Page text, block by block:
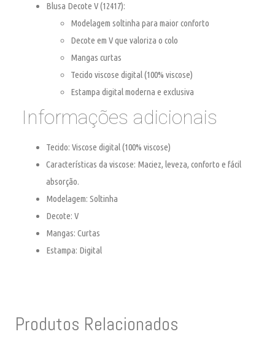
Blusa Decote V (12417):
Modelagem soltinha para maior conforto
Decote em V que valoriza o colo
Mangas curtas
Tecido viscose digital (100% viscose)
Estampa digital moderna e exclusiva
Informações adicionais
Tecido: Viscose digital (100% viscose)
Características da viscose: Maciez, leveza, conforto e fácil
absorção.
Modelagem: Soltinha
Decote: V
Mangas: Curtas
Estampa: Digital
Produtos Relacionados